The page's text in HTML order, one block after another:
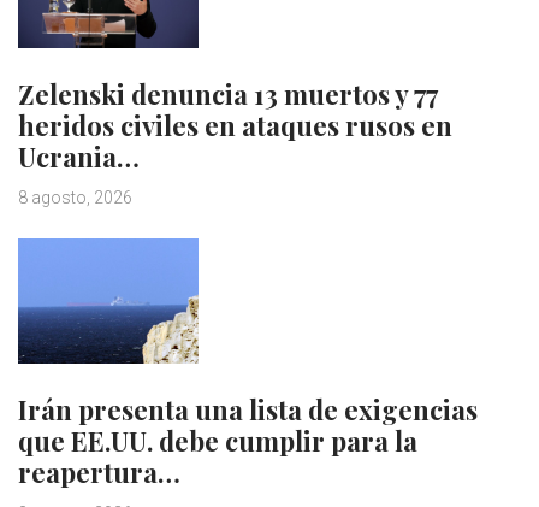
Zelenski denuncia 13 muertos y 77
heridos civiles en ataques rusos en
Ucrania…
8 agosto, 2026
Irán presenta una lista de exigencias
que EE.UU. debe cumplir para la
reapertura…